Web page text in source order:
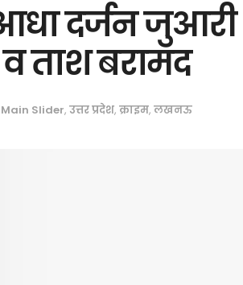
दर्जन जुआरी
ताश बरामद
Main Slider, उत्तर प्रदेश, क्राइम, लखनऊ